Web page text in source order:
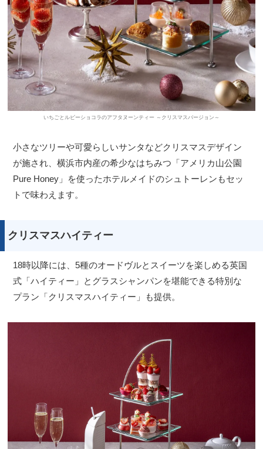
いちごとルビーショコラのアフタヌーンティー ～クリスマスバージョン～
小さなツリーや可愛らしいサンタなどクリスマスデザイン
が施され、横浜市内産の希少なはちみつ「アメリカ山公園
Pure Honey」を使ったホテルメイドのシュトーレンもセッ
トで味わえます。
クリスマスハイティー
18時以降には、5種のオードヴルとスイーツを楽しめる英国
式「ハイティー」とグラスシャンパンを堪能できる特別な
プラン「クリスマスハイティー」も提供。